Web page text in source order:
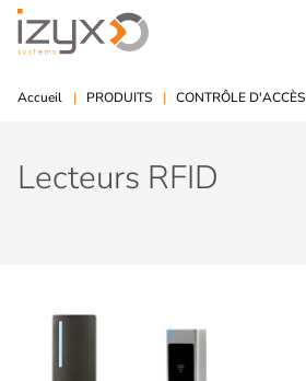
Accueil PRODUITS CONTRÔLE D'ACCÈS
Lecteurs RFID